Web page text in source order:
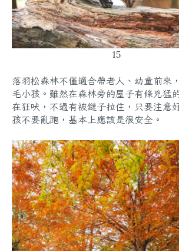
15
落羽松森林不僅適合帶老人、幼童前來
毛小孩 。雖然在森林旁的屋子有條兇猛
在狂吠，不過有被鏈子拉住，只要注意
孩不要亂跑，基本上應該是很安全。